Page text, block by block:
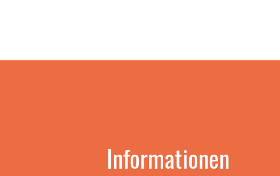
Informationen